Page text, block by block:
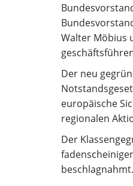
Walter Möbius
Der neu
europäische
regionalen
Der